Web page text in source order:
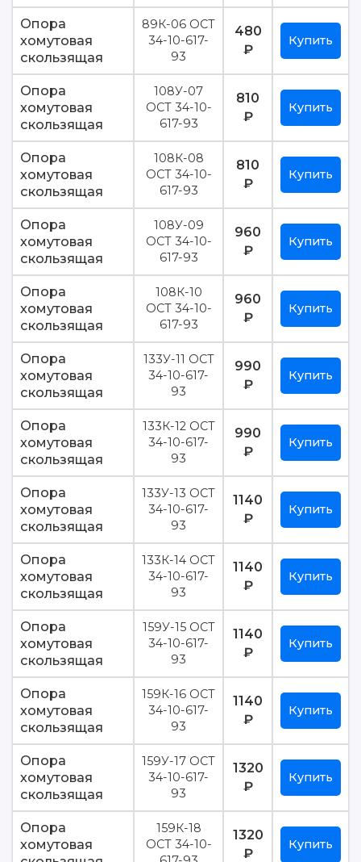
Опора
хомутовая
скользящая
89К-06 ОСТ
34-10-617-
93
480
₽
Купить
Опора
хомутовая
скользящая
108У-07
ОСТ 34-10-
617-93
810
₽
Купить
Опора
хомутовая
скользящая
108К-08
ОСТ 34-10-
617-93
810
₽
Купить
Опора
хомутовая
скользящая
108У-09
ОСТ 34-10-
617-93
960
₽
Купить
Опора
хомутовая
скользящая
108К-10
ОСТ 34-10-
617-93
960
₽
Купить
Опора
хомутовая
скользящая
133У-11 ОСТ
34-10-617-
93
990
₽
Купить
Опора
хомутовая
скользящая
133К-12 ОСТ
34-10-617-
93
990
₽
Купить
Опора
хомутовая
скользящая
133У-13 ОСТ
34-10-617-
93
1140
₽
Купить
Опора
хомутовая
скользящая
133К-14 ОСТ
34-10-617-
93
1140
₽
Купить
Опора
хомутовая
скользящая
159У-15 ОСТ
34-10-617-
93
1140
₽
Купить
Опора
хомутовая
скользящая
159К-16 ОСТ
34-10-617-
93
1140
₽
Купить
Опора
хомутовая
скользящая
159У-17 ОСТ
34-10-617-
93
1320
₽
Купить
Опора
хомутовая
159К-18
ОСТ 34-10-
1320
₽
Купить